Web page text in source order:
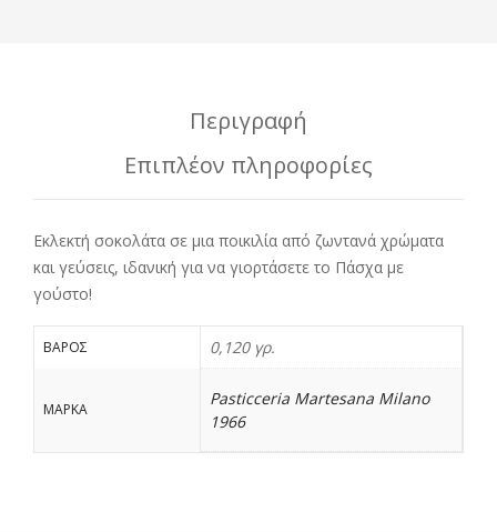
Περιγραφή
Επιπλέον πληροφορίες
Εκλεκτή σοκολάτα σε μια ποικιλία από ζωντανά χρώματα
και γεύσεις, ιδανική για να γιορτάσετε το Πάσχα με
γούστο!
ΒΆΡΟΣ 0,120 γρ.
ΜΑΡΚΑ
Pasticceria Martesana Milano
1966